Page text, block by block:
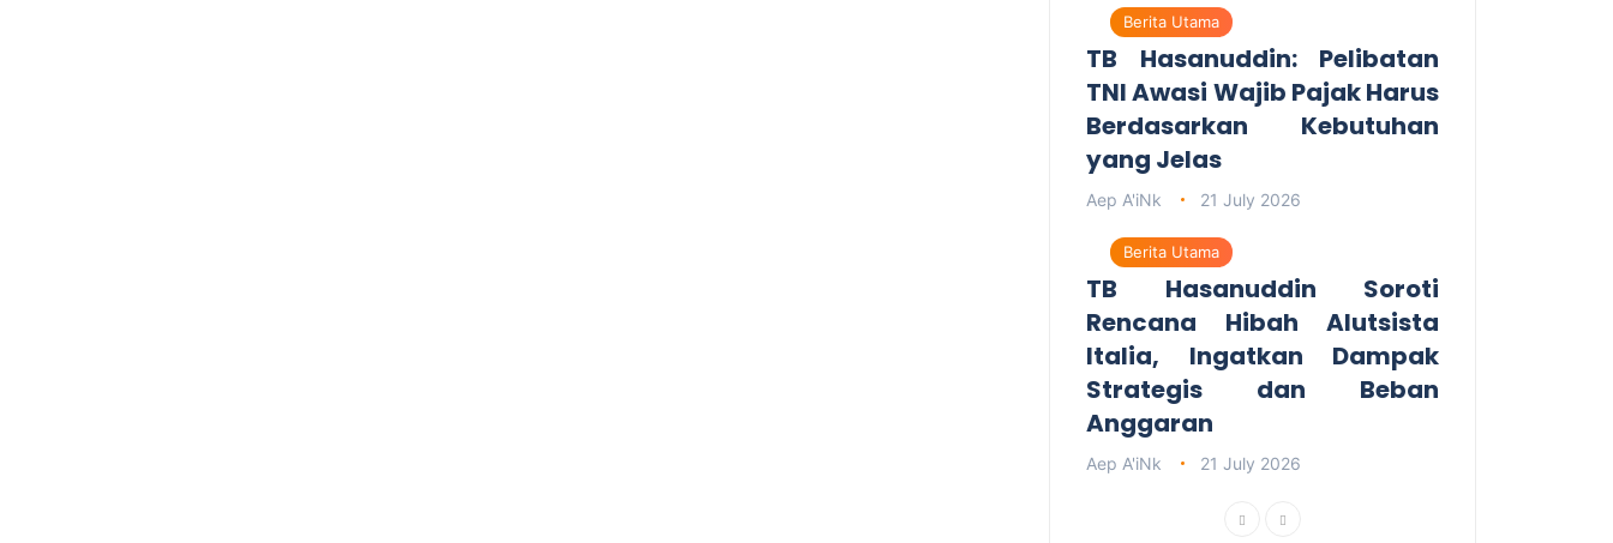
Berita Utama
TB Hasanuddin: Pelibatan
TNI Awasi Wajib Pajak Harus
Berdasarkan Kebutuhan
yang Jelas
Aep A'iNk 21 July 2026
Berita Utama
TB Hasanuddin Soroti
Rencana Hibah Alutsista
Italia, Ingatkan Dampak
Strategis dan Beban
Anggaran
Aep A'iNk 21 July 2026